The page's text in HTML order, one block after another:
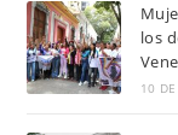
los
10